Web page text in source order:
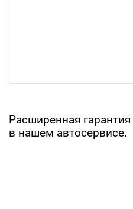
Расширенная
в нашем автосервисе.